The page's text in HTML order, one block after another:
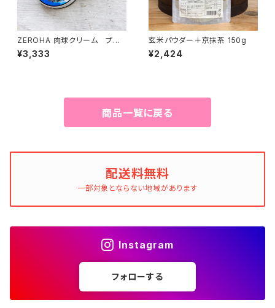
ZEROHA 肉球クリーム プレ
ーン(無香料)タイプ 犬猫用
約33g
¥3,333
玄米パウダー＋京抹茶 150g
¥2,424
商品一覧に戻る
配送料無料
一部対象とならない地域があります
Instagram
フォローする